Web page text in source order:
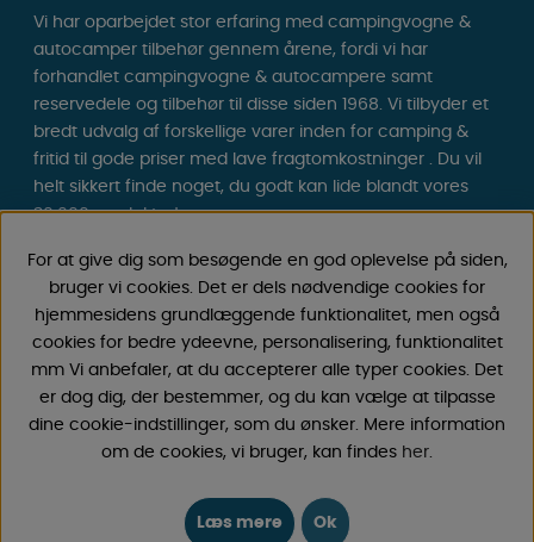
Vi har oparbejdet stor erfaring med campingvogne &
autocamper tilbehør gennem årene, fordi vi har
forhandlet campingvogne & autocampere samt
reservedele og tilbehør til disse siden 1968. Vi tilbyder et
bredt udvalg af forskellige varer inden for camping &
fritid til gode priser med lave fragtomkostninger . Du vil
helt sikkert finde noget, du godt kan lide blandt vores
30.000 produkter!
Følg os på Facebook og Instagram for inspiration,
nyheder og eksklusive tilbud. Campinglivet begynder
hos os!
For at give dig som besøgende en god oplevelse på siden,
bruger vi cookies. Det er dels nødvendige cookies for
hjemmesidens grundlæggende funktionalitet, men også
cookies for bedre ydeevne, personalisering, funktionalitet
mm Vi anbefaler, at du accepterer alle typer cookies. Det
er dog dig, der bestemmer, og du kan vælge at tilpasse
dine cookie-indstillinger, som du ønsker. Mere information
om de cookies, vi bruger, kan findes her.
Læs mere Ok